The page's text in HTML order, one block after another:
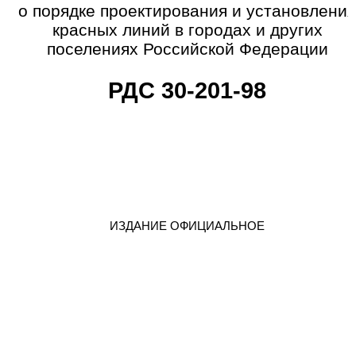
о порядке проектирования и установления
красных линий в городах и других
поселениях Российской Федерации
РДС 30-201-98
ИЗДАНИЕ ОФИЦИАЛЬНОЕ